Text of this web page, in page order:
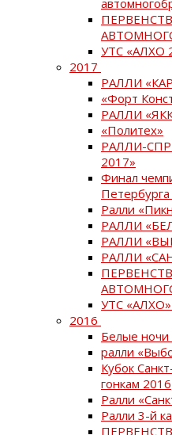
УТС «АЛХО
2017
РАЛЛИ
«Форт
РАЛЛИ
«Политех»
РАЛЛИ-
2017»
Финал
Ралли
РАЛЛИ
РАЛЛИ
РАЛЛИ
УТС
2016
Белые ночи
ралли
Кубок
гонкам 2016
Ралли
Ралли 3-й